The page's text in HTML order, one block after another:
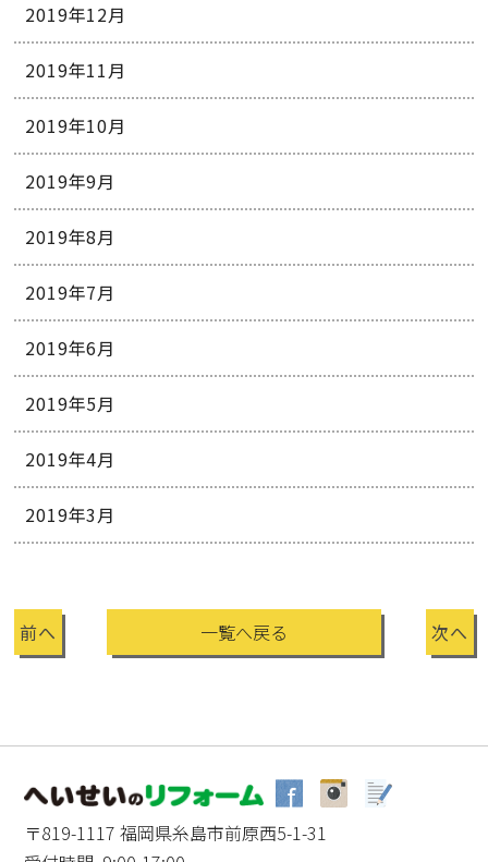
2019年12月
2019年11月
2019年10月
2019年9月
2019年8月
2019年7月
2019年6月
2019年5月
2019年4月
2019年3月
前へ 一覧へ戻る 次へ
〒819-1117 福岡県糸島市前原西5-1-31